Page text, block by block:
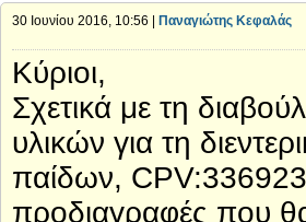
30 Ιουνίου 2016, 10:56 | Παναγιώτης Κεφαλάς
Κύριοι,
Σχετικά με τη
υλικών για τη
παίδων,
προδιαγραφές που